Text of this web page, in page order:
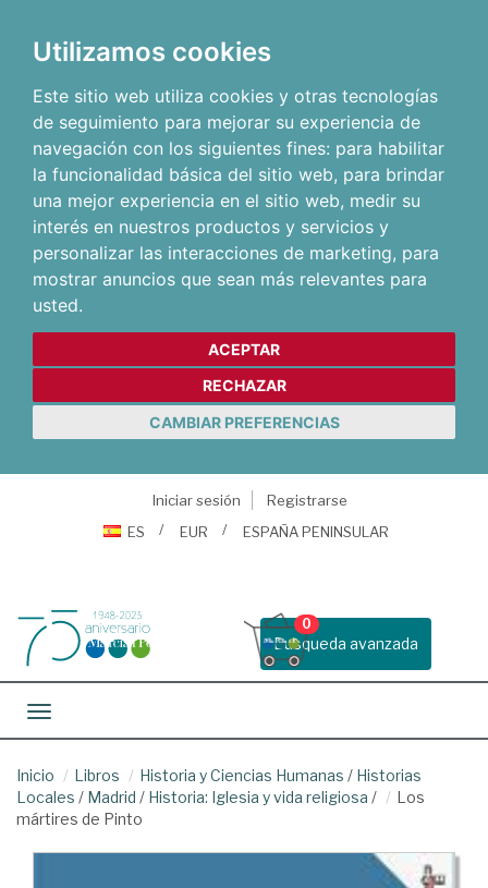
Utilizamos cookies
Este sitio web utiliza cookies y otras tecnologías
de seguimiento para mejorar su experiencia de
navegación con los siguientes fines: para habilitar
la funcionalidad básica del sitio web, para brindar
una mejor experiencia en el sitio web, medir su
interés en nuestros productos y servicios y
personalizar las interacciones de marketing, para
mostrar anuncios que sean más relevantes para
usted.
ACEPTAR
RECHAZAR
CAMBIAR PREFERENCIAS
Iniciar sesión
Registrarse
ES
EUR ESPAÑA PENINSULAR
Busqueda avanzada
0
Toggle navigation
Inicio Libros Historia y Ciencias Humanas / Historias
Locales / Madrid / Historia: Iglesia y vida religiosa /
Los
mártires de Pinto